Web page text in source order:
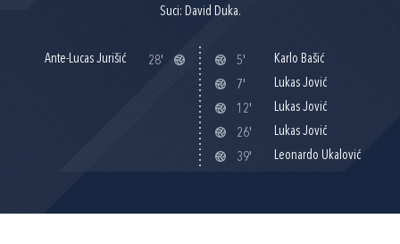
Suci: David Duka.
Ante-Lucas Jurišić 28' 5'
Karlo Bašić
7'
Lukas Jović
12'
Lukas Jović
26'
Lukas Jović
39'
Leonardo Ukalović